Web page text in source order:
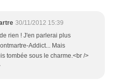
30/11/2012 15:39
rien ! J'en parlerai plus
Addict... Mais
tombée sous le charme.<br />